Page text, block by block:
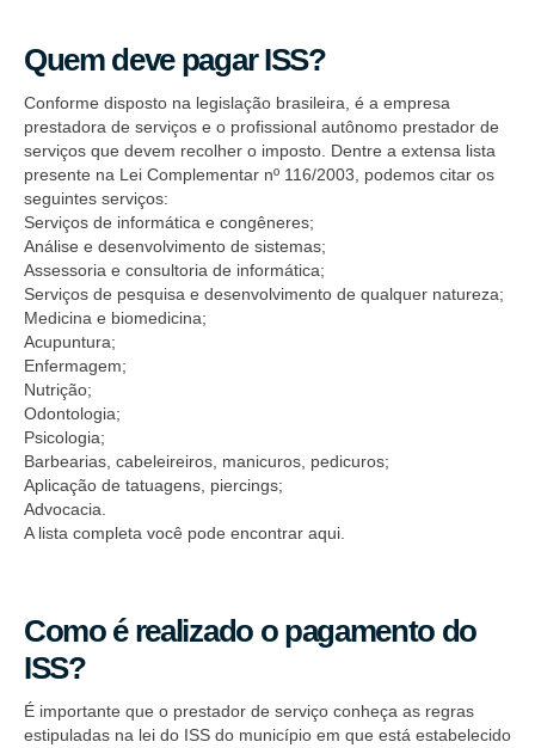
Quem deve pagar ISS?
Conforme disposto na legislação brasileira, é a empresa
prestadora de serviços e o profissional autônomo prestador de
serviços que devem recolher o imposto. Dentre a extensa lista
presente na Lei Complementar nº 116/2003, podemos citar os
seguintes serviços:
Serviços de informática e congêneres;
Análise e desenvolvimento de sistemas;
Assessoria e consultoria de informática;
Serviços de pesquisa e desenvolvimento de qualquer natureza;
Medicina e biomedicina;
Acupuntura;
Enfermagem;
Nutrição;
Odontologia;
Psicologia;
Barbearias, cabeleireiros, manicuros, pedicuros;
Aplicação de tatuagens, piercings;
Advocacia.
A lista completa você pode encontrar aqui.
Como é realizado o pagamento do
ISS?
É importante que o prestador de serviço conheça as regras
estipuladas na lei do ISS do município em que está estabelecido